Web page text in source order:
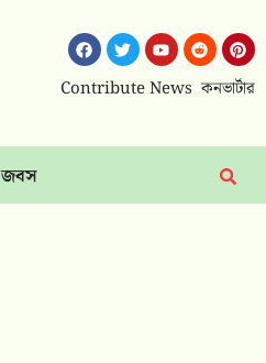
Contribute News কনভার্টার
জবস